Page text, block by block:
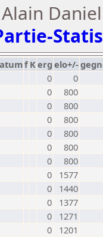
f Kerg elo+/-
0
0
0
800
0
800
0
800
0
800
0
800
0
800
0
1577
0
1440
0
1377
0
1271
0
1201